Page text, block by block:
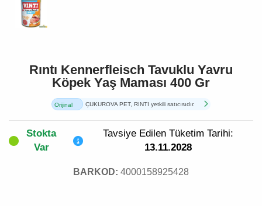
Rıntı Kennerfleisch Tavuklu Yavru
Köpek Yaş Maması 400 Gr
Orijinal
ÇUKUROVA PET, RINTI yetkili satıcısıdır.
Stokta
Var
Tavsiye Edilen Tüketim Tarihi:
13.11.2028
BARKOD: 4000158925428